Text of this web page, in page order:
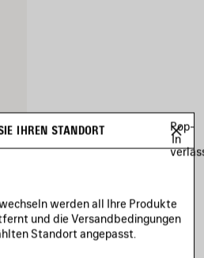
IHREN STANDORT
Pop-
In
werden all Ihre Produkte
und die Versandbedingungen
Standort angepasst.